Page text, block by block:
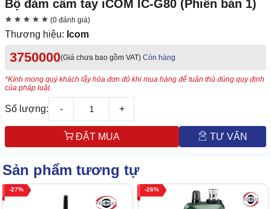
Bộ đàm cầm tay iCOM IC-G80 (Phiên bản 1)
(0 đánh giá)
Thương hiệu: Icom
3750000(Giá chưa bao gồm VAT) Còn hàng
*Kính mong quý khách lấy hóa đơn đỏ khi mua hàng để tuân thủ đúng quy định
của pháp luật.
Số lượng: - +
ĐẶT MUA TƯ VẤN
Sản phẩm tương tự
27 26